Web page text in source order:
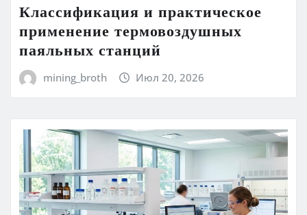
Классификация и практическое
применение термовоздушных
паяльных станций
mining_broth Июл 20, 2026